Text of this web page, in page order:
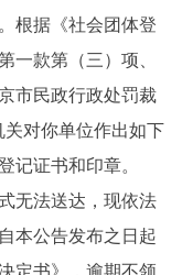
根据《社会团体登
一款第（三）项、
市民政行政处罚裁
关对你单位作出如下
记证书和印章。
无法送达，现依法
本公告发布之日起
定书》，逾期不领